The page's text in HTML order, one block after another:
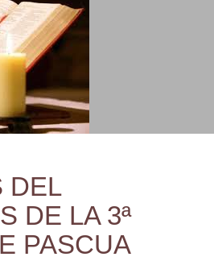
DEL
DE LA 3ª
PASCUA